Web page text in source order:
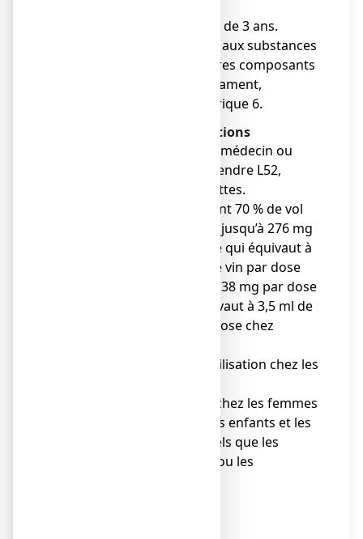
● Chez l’enfant de moins de 3 ans.
● Si vous êtes allergique aux substances
actives ou à l’un des autres composants
contenus dans ce médicament,
mentionnés dans la rubrique 6.
Avertissements et précautions
● Adressez-vous à votre médecin ou
pharmacien avant de prendre L52,
solution buvable en gouttes.
● Ce médicament contient 70 % de vol
d’éthanol (alcool), c.-à-d. jusqu’à 276 mg
par dose (20 gouttes), ce qui équivaut à
6,9 ml de bière, 2,8 ml de vin par dose
chez l’adulte, et jusqu’à 138 mg par dose
(10 gouttes), ce qui équivaut à 3,5 ml de
bière, 1,4 ml de vin par dose chez
● Dangereux en cas d’utilisation chez les
● À prendre en compte chez les femmes
enceintes ou allaitant, les enfants et les
groupes à haut risque tels que les
insuffisants hépatiques ou les